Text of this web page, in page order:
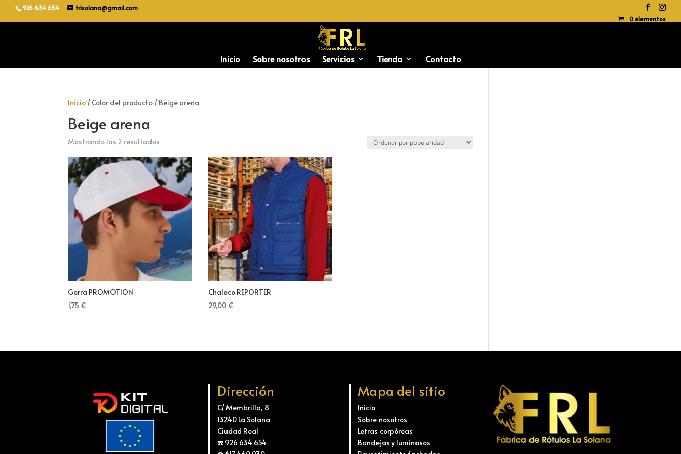
926 634 654
frlsolana@gmail.com
0 elementos
Inicio Sobre nosotros Servicios Tienda Contacto
Inicio / Color del producto / Beige arena
Beige arena
Mostrando los 2 resultados
popularidad
Gorra PROMOTION
1,75€
Chaleco REPORTER
29,00€
Dirección
C/ Membrilla, 8
13240 La Solana
Ciudad Real
☎️ 926 634 654
Mapa del sitio
Inicio
Sobre nosotros
Letras corpóreas
Bandejas y luminosos